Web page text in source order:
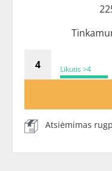
Likutis >4
Atsiėmimas